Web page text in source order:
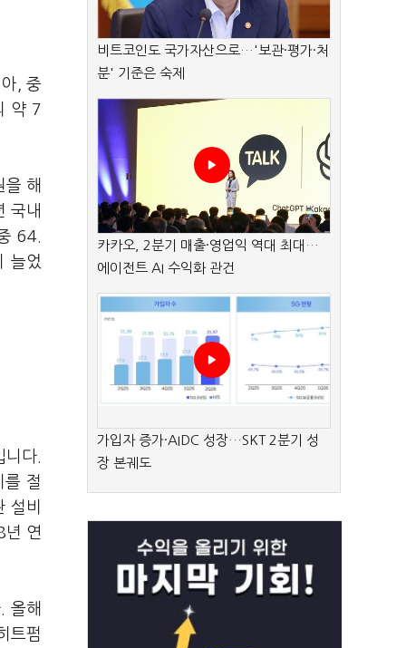
, 중
약 7
해
국내
64.
늘었
다.
를 절
설비
년 연
올해
트펌
비트코인도 국가자산으로…'보관·평가·처
분' 기준은 숙제
카카오, 2분기 매출·영업익 역대 최대…
에이전트 AI 수익화 관건
가입자 증가·AIDC 성장…SKT 2분기 성
장 본궤도